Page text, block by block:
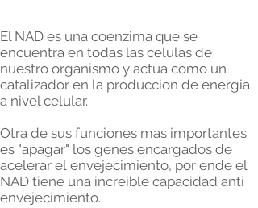
El NAD es una coenzima que se
encuentra en todas las celulas de
nuestro organismo y actua como un
catalizador en la produccion de energia
a nivel celular.
Otra de sus funciones mas importantes
es "apagar" los genes encargados de
acelerar el envejecimiento, por ende el
NAD tiene una increible capacidad anti
envejecimiento.